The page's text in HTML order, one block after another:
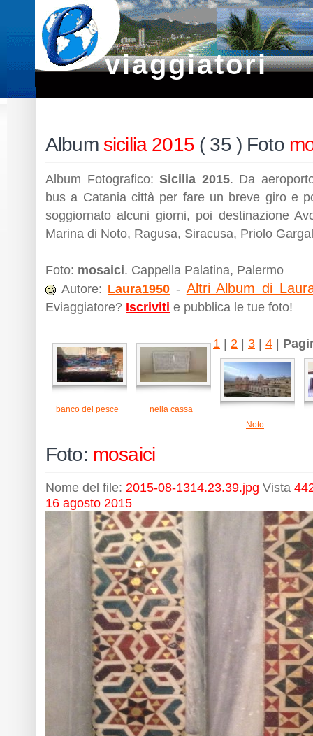
viaggiatori
Album sicilia 2015( 35 ) Foto
Album Fotografico:Sicilia 2015. Da
bus a Catania città per fare un breve giro e
soggiornato alcuni giorni, poi destinazione
Marina di Noto, Ragusa, Siracusa, Priolo
Foto: mosaici. Cappella Palatina, Palermo
Autore: Laura1950 - Altri Album di
Eviaggiatore? Iscriviti e pubblica le tue foto!
1 | 2 | 3 | 4 |
banco del pesce
nella cassa
Noto
Foto: mosaici
Nome del file: 2015-08-1314.23.39.jpg Vista
16 agosto 2015